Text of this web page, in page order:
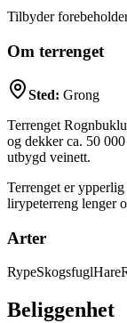
Tilbyder
Om terrenget
Sted: Grong
Terrenget
og dekker ca. 50
utbygd veinett.
Terrenget er
lirypeterreng lenger
Arter
RypeSkogsfuglHare
Beliggenhet